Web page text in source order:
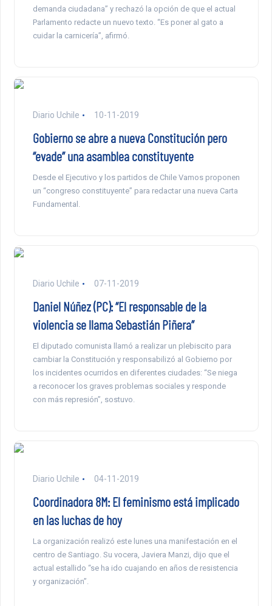
demanda ciudadana” y rechazó la opción de que el actual
Parlamento redacte un nuevo texto. “Es poner al gato a
cuidar la carnicería”, afirmó.
Diario Uchile 10-11-2019
Gobierno se abre a nueva Constitución pero
“evade” una asamblea constituyente
Desde el Ejecutivo y los partidos de Chile Vamos proponen
un “congreso constituyente” para redactar una nueva Carta
Fundamental.
Diario Uchile 07-11-2019
Daniel Núñez (PC): “El responsable de la
violencia se llama Sebastián Piñera”
El diputado comunista llamó a realizar un plebiscito para
cambiar la Constitución y responsabilizó al Gobierno por
los incidentes ocurridos en diferentes ciudades: “Se niega
a reconocer los graves problemas sociales y responde
con más represión”, sostuvo.
Diario Uchile 04-11-2019
Coordinadora 8M: El feminismo está implicado
en las luchas de hoy
La organización realizó este lunes una manifestación en el
centro de Santiago. Su vocera, Javiera Manzi, dijo que el
actual estallido “se ha ido cuajando en años de resistencia
y organización”.